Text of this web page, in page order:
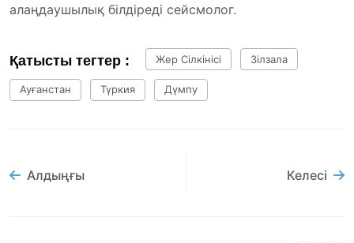
алаңдаушылық білдіреді сейсмолог.
Қатысты тегтер : Жер Сілкінісі Зілзала
Ауғанстан Түркия Дүмпу
Алдыңғы Келесі